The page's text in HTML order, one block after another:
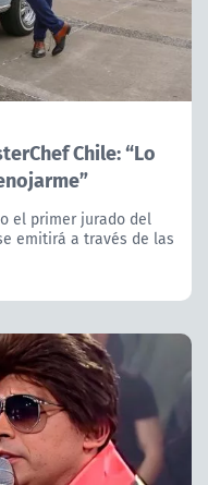
Chile: “Lo
el primer jurado del
emitirá a través de las